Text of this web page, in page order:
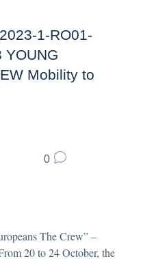
1-RO01-
YOUNG
Mobility to
0
The Crew” –
20 to 24 October, the